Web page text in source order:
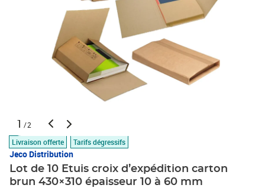
1 /2
Livraison offerte
Tarifs dégressifs
Jeco Distribution
Lot de 10 Etuis croix d’expédition carton
brun 430×310 épaisseur 10 à 60 mm